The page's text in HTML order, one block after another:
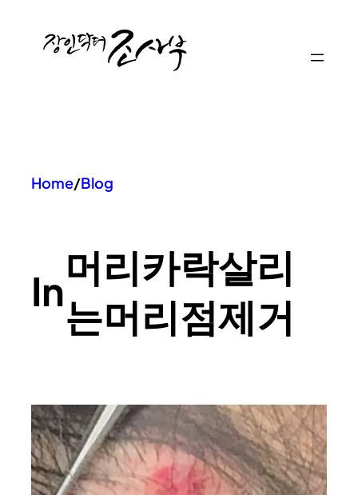
Home/Blog
In
머리카락살리
는머리점제거